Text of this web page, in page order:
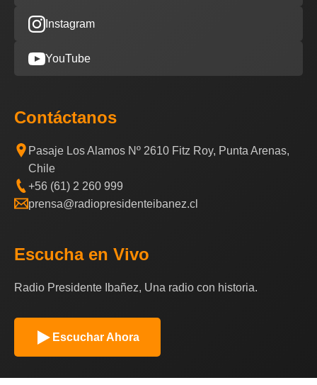
Instagram
YouTube
Contáctanos
Pasaje Los Alamos Nº 2610 Fitz Roy, Punta Arenas,
Chile
+56 (61) 2 260 999
prensa@radiopresidenteibanez.cl
Escucha en Vivo
Radio Presidente Ibañez, Una radio con historia.
Escuchar Ahora